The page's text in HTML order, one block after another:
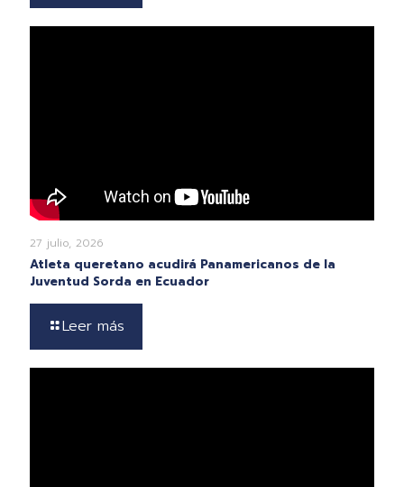
27 julio, 2026
Atleta queretano acudirá Panamericanos de la
Juventud Sorda en Ecuador
Leer más